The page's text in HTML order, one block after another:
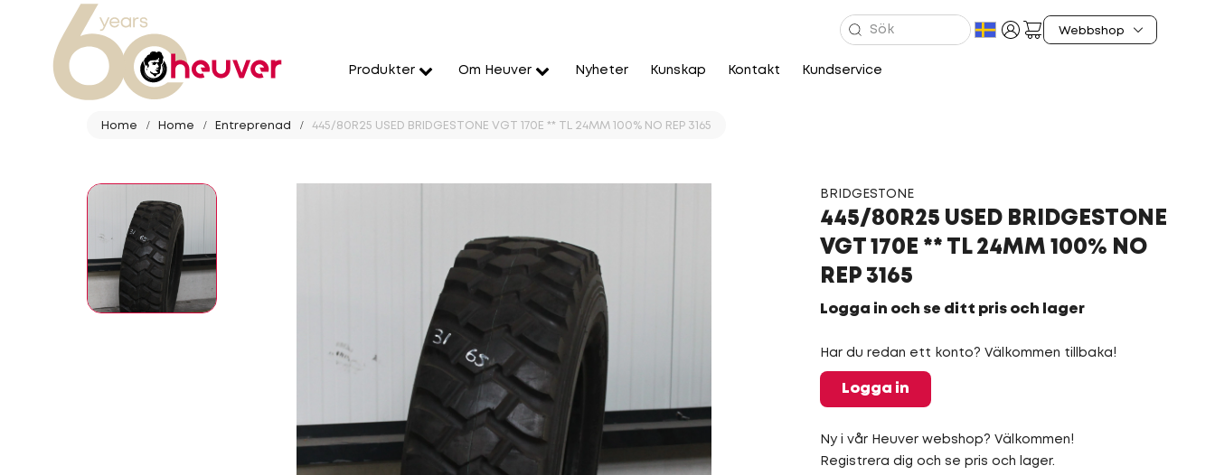
Produkter Om Heuver Nyheter Kunskap Kontakt Kundservice
Home Home Entreprenad 445/80R25 USED BRIDGESTONE VGT 170E ** TL 24MM 100% NO REP 3165
BRIDGESTONE
445/80R25 USED BRIDGESTONE
VGT 170E ** TL 24MM 100% NO
REP 3165
Logga in och se ditt pris och lager
Har du redan ett konto? Välkommen tillbaka!
Logga in
Ny i vår Heuver webshop? Välkommen!
Registrera dig och se pris och lager.